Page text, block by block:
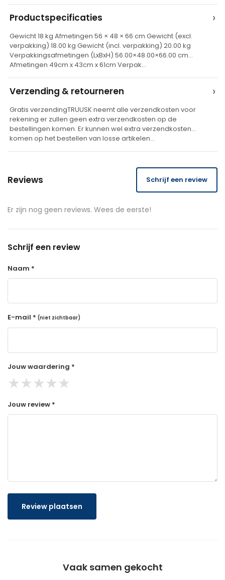
a
t
v
e
Productspecificaties ›
Gewicht 18 kg Afmetingen 56 × 48 × 66 cm Gewicht (excl.
verpakking) 18.00 kg Gewicht (incl. verpakking) 20.00 kg
Verpakkingsafmetingen (LxBxH) 56.00×48.00×66.00 cm
Afmetingen 49cm x 43cm x 61cm Verpak…
Verzending & retourneren ›
Gratis verzendingTRUUSK neemt alle verzendkosten voor
rekening er zullen geen extra verzendkosten op de
bestellingen komen. Er kunnen wel extra verzendkosten
komen op het bestellen van losse artikelen…
Reviews Schrijf een review
Er zijn nog geen reviews. Wees de eerste!
Schrijf een review
Naam *
E-mail * (niet zichtbaar)
Jouw waardering *
★★★★★
Jouw review *
Review plaatsen
Vaak samen gekocht